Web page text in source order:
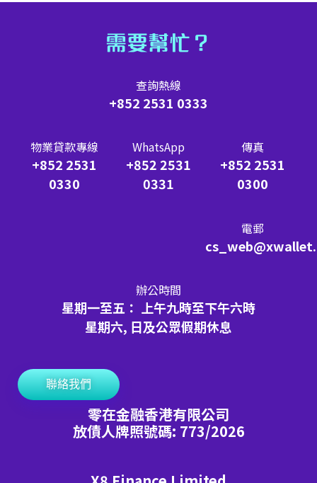
需要幫忙？
查詢熱線
+852 2531 0333
物業貸款專線
+852 2531
0330
WhatsApp
+852 2531
0331
傳真
+852 2531
0300
電郵
辦公時間
星期一至五： 上午九時至下午六時
星期六, 日及公眾假期休息
聯絡我們
零在金融香港有限公司
放債人牌照號碼: 773/2026